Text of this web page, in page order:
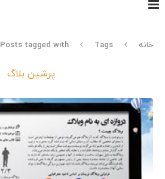
خانه Tags Posts tagged with "پرشین بلاگ"
پرشین بلاگ